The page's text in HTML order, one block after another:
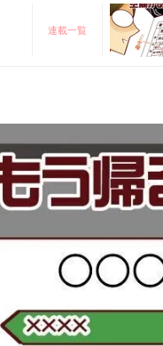
連載一覧